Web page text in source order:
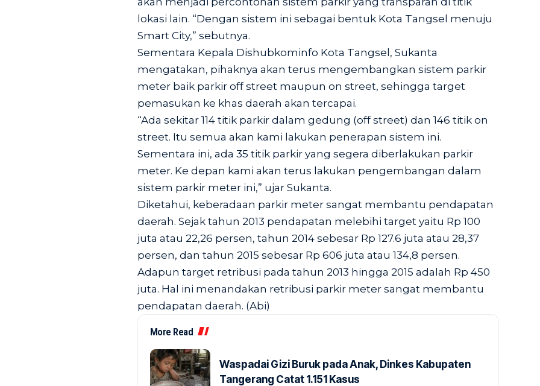
lokasi lain. “Dengan sistem ini sebagai bentuk Kota Tangsel menuju
Smart City,” sebutnya.
Sementara Kepala Dishubkominfo Kota Tangsel, Sukanta
mengatakan, pihaknya akan terus mengembangkan sistem parkir
meter baik parkir off street maupun on street, sehingga target
pemasukan ke khas daerah akan tercapai.
“Ada sekitar 114 titik parkir dalam gedung (off street) dan 146 titik on
street. Itu semua akan kami lakukan penerapan sistem ini.
Sementara ini, ada 35 titik parkir yang segera diberlakukan parkir
meter. Ke depan kami akan terus lakukan pengembangan dalam
sistem parkir meter ini,” ujar Sukanta.
Diketahui, keberadaan parkir meter sangat membantu pendapatan
daerah. Sejak tahun 2013 pendapatan melebihi target yaitu Rp 100
juta atau 22,26 persen, tahun 2014 sebesar Rp 127.6 juta atau 28,37
persen, dan tahun 2015 sebesar Rp 606 juta atau 134,8 persen.
Adapun target retribusi pada tahun 2013 hingga 2015 adalah Rp 450
juta. Hal ini menandakan retribusi parkir meter sangat membantu
pendapatan daerah. (Abi)
More Read
Waspadai Gizi Buruk pada Anak, Dinkes Kabupaten
Tangerang Catat 1.151 Kasus